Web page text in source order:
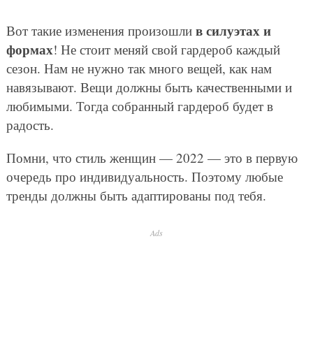
Вот такие изменения произошли в силуэтах и
формах! Не стоит меняй свой гардероб каждый
сезон. Нам не нужно так много вещей, как нам
навязывают. Вещи должны быть качественными и
любимыми. Тогда собранный гардероб будет в
радость.
Помни, что стиль женщин — 2022 — это в первую
очередь про индивидуальность. Поэтому любые
тренды должны быть адаптированы под тебя.
Ads